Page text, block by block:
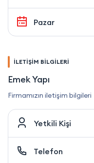
Pazar
İLETİŞİM BİLGİLERİ
Emek Yapı
Firmamızın iletişim bilgileri
Yetkili Kişi
Telefon